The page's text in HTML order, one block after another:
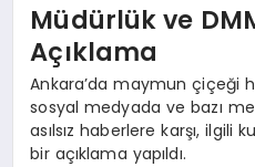
Müdürlük ve
Açıklama
Ankara’da maymun çiçeği
sosyal medyada ve bazı
asılsız haberlere karşı, ilgili
bir açıklama yapıldı.